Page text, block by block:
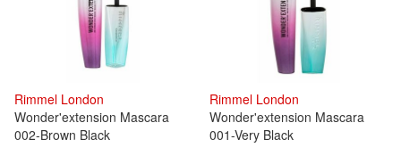
Rimmel London
Wonder'extension Mascara
002-Brown Black
Rimmel London
Wonder'extension Mascara
001-Very Black